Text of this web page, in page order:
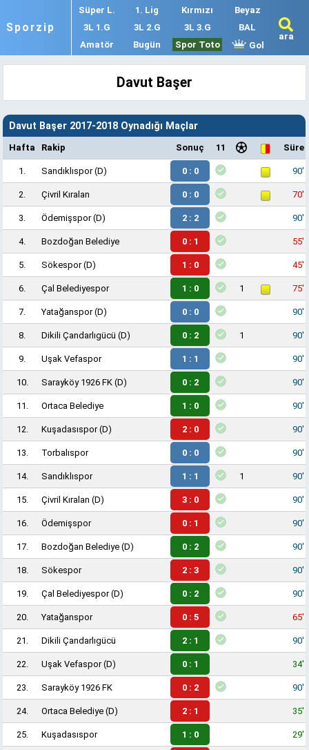
Sporzip
Süper L. 1. Lig Kırmızı
Beyaz
3L 1.G
3L 2.G 3L 3.G
BAL
Amatör
Bugün Spor Toto Gol
ara
Davut Başer
Davut Başer 2017-2018 Oynadığı Maçlar
Hafta Rakip Sonuç 11 Süre
1. Sandıklıspor(D) 0 : 0 90'
2. Çivril Kıralan 0 : 0 70'
3. Ödemişspor(D) 2 : 2 90'
4. Bozdoğan Belediye 0 : 1 55'
5. Sökespor(D) 1 : 0 45'
6. Çal Belediyespor 1 : 0 1 75'
7. Yatağanspor(D) 0 : 0 90'
8. Dikili Çandarlıgücü (D) 0 : 2 1 90'
9. Uşak Vefaspor 1 : 1 90'
10. Sarayköy 1926 FK (D) 0 : 2 90'
11. Ortaca Belediye 1 : 0 90'
12. Kuşadasıspor(D) 2 : 0 90'
13. Torbalıspor 0 : 0 90'
14. Sandıklıspor 1 : 1 1 90'
15. Çivril Kıralan (D) 3 : 0 90'
16. Ödemişspor 0 : 1 90'
17. Bozdoğan Belediye (D) 0 : 2 90'
18. Sökespor 2 : 3 90'
19. Çal Belediyespor(D) 0 : 2 90'
20. Yatağanspor 0 : 5 65'
21. Dikili Çandarlıgücü 2 : 1 90'
22. Uşak Vefaspor(D) 0 : 1 34'
23. Sarayköy 1926 FK 0 : 2 90'
24. Ortaca Belediye (D) 2 : 1 35'
25. Kuşadasıspor 1 : 0 29'